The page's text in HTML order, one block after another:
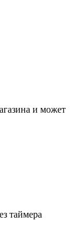
и может
таймера